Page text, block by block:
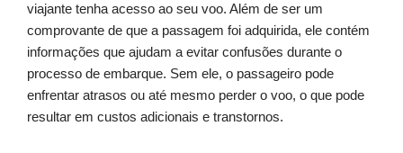
viajante tenha acesso ao seu voo. Além de ser um
comprovante de que a passagem foi adquirida, ele contém
informações que ajudam a evitar confusões durante o
processo de embarque. Sem ele, o passageiro pode
enfrentar atrasos ou até mesmo perder o voo, o que pode
resultar em custos adicionais e transtornos.